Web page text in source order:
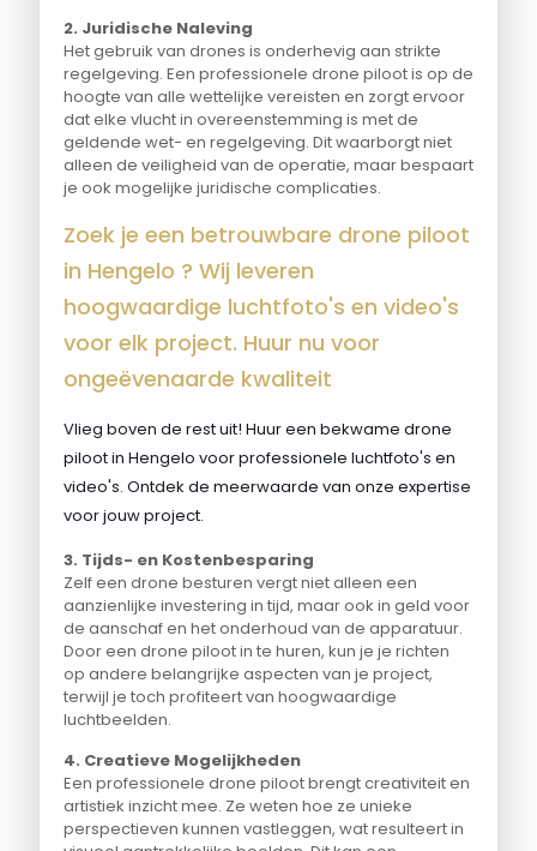
2. Juridische Naleving
Het gebruik van drones is onderhevig aan strikte
regelgeving. Een professionele drone piloot is op de
hoogte van alle wettelijke vereisten en zorgt ervoor
dat elke vlucht in overeenstemming is met de
geldende wet- en regelgeving. Dit waarborgt niet
alleen de veiligheid van de operatie, maar bespaart
je ook mogelijke juridische complicaties.
Zoek je een betrouwbare drone piloot
in Hengelo ? Wij leveren
hoogwaardige luchtfoto's en video's
voor elk project. Huur nu voor
ongeëvenaarde kwaliteit
Vlieg boven de rest uit! Huur een bekwame drone
piloot in Hengelo voor professionele luchtfoto's en
video's. Ontdek de meerwaarde van onze expertise
voor jouw project.
3. Tijds- en Kostenbesparing
Zelf een drone besturen vergt niet alleen een
aanzienlijke investering in tijd, maar ook in geld voor
de aanschaf en het onderhoud van de apparatuur.
Door een drone piloot in te huren, kun je je richten
op andere belangrijke aspecten van je project,
terwijl je toch profiteert van hoogwaardige
luchtbeelden.
4. Creatieve Mogelijkheden
Een professionele drone piloot brengt creativiteit en
artistiek inzicht mee. Ze weten hoe ze unieke
perspectieven kunnen vastleggen, wat resulteert in